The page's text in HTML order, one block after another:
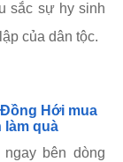
sắc sự hy sinh
của dân tộc.
Hới mua
làm quà
bên dòng